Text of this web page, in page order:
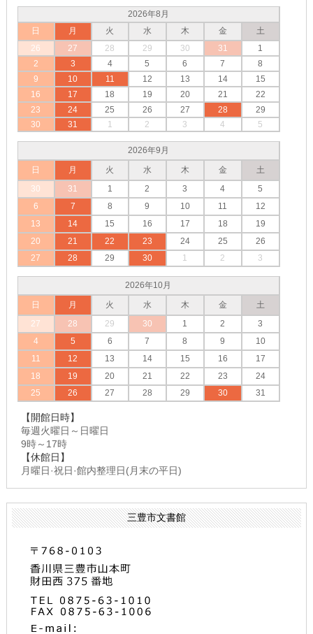
2026年8月
日
月 火 水 木 金
土
26
27 28 29 30 31
1
2
3 4 5 6 7
8
9
10 11 12 13 14
15
16
17 18 19 20 21
22
23
24 25 26 27 28
29
30
31 1 2 3 4 5
2026年9月
日
月 火 水 木 金
土
30
31 1 2 3 4
5
6
7 8 9 10 11
12
13
14 15 16 17 18
19
20
21 22 23 24 25
26
27
28 29 30 1 2 3
2026年10月
日
月 火 水 木 金
土
27
28 29 30 1 2
3
4
5 6 7 8 9
10
11
12 13 14 15 16
17
18
19 20 21 22 23
24
25
26 27 28 29 30 31
【開館日時】
毎週火曜日～日曜日
9時～17時
【休館日】
月曜日·祝日·館内整理日(月末の平日)
三豊市文書館